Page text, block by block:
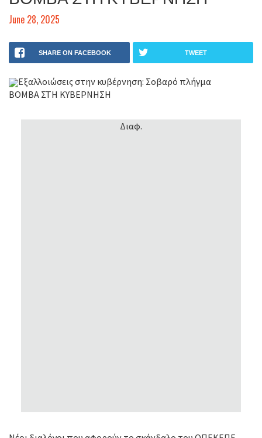
June 28, 2025
SHARE ON FACEBOOK TWEET
Εξαλλοιώσεις στην κυβέρνηση: Σοβαρό πλήγμα
ΒΟΜΒΑ ΣΤΗ ΚΥΒΕΡΝΗΣΗ
Διαφ.